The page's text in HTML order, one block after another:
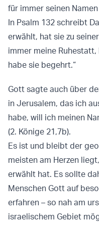
für immer seinen
In Psalm 132 schreibt
erwählt, hat sie zu
immer meine
habe sie begehrt.“
Gott sagte auch über
in Jerusalem, das ich
habe, will ich meinen
(2. Könige 21,7b).
Es ist und bleibt der
meisten am Herzen
erwählt hat. Es sollte
Menschen Gott auf
erfahren – so nah am
israelischem Gebiet